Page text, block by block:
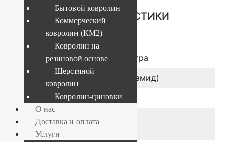
ОСНОВНЫЕ ХАРАКТЕРИСТИКИ
ширина 4/5 метра
Состав ворса
100% ПА (Полиамид)
Коллекция
Messalina
Высота ворса, 7.5 мм
Бытовой ковролин
Коммерческий
ковролин (КМ2)
Ковролин на
резиновой основе
Шерстяной
ковролин
Ковролин-циновки
О нас
Доставка и оплата
Услуги